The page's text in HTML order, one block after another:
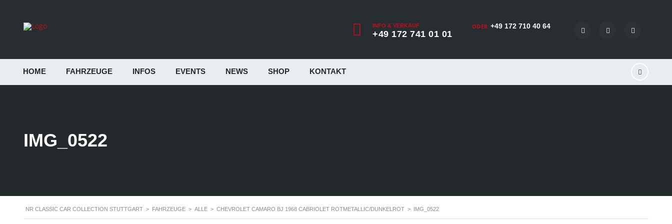
ODER +49 172 710 40 64
INFO & VERKAUF
+49 172 741 01 01
HOME FAHRZEUGE INFOS EVENTS NEWS SHOP KONTAKT
IMG_0522
NR CLASSIC CAR COLLECTION STUTTGART > FAHRZEUGE > ALLE > CHEVROLET CAMARO BJ 1968 CABRIOLET ROTMETALLIC/DUNKELROT > IMG_0522